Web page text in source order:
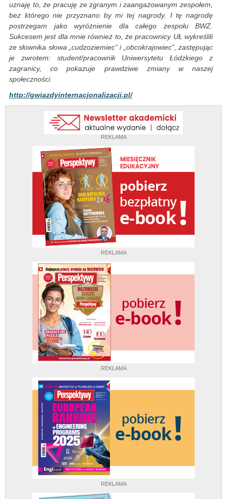
REKLAMA
REKLAMA
REKLAMA
REKLAMA
uznaję to, że pracuję ze zgranym i zaangażowanym zespołem,
bez którego nie przyznano by mi tej nagrody. I tę nagrodę
postrzegam jako wyróżnienie dla całego zespołu BWZ.
Sukcesem jest dla mnie również to, że pracownicy UŁ wykreślili
ze słownika słowa „cudzoziemiec” i „obcokrajowiec”, zastępując
je zwrotem: student/pracownik Uniwersytetu Łódzkiego z
zagranicy, co pokazuje prawdziwe zmiany w naszej
społeczności.
http://gwiazdyinternacjonalizacji.pl/